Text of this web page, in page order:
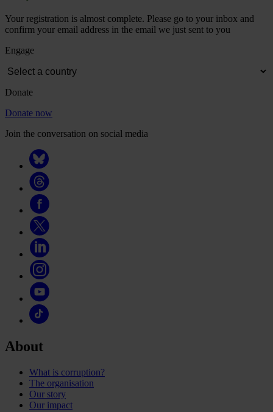
Your registration is almost complete. Please go to your inbox and
confirm your email address in the email we just sent to you
Engage
Donate
Donate now
Join the conversation on social media
About
What is corruption?
The organisation
Our story
Our impact